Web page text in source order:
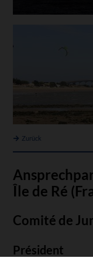
Île de Ré
Comité de
Président
Zurück